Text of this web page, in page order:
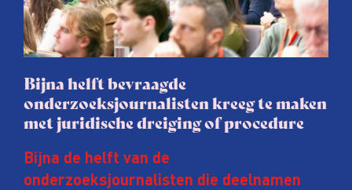
Bijna helft bevraagde
onderzoeksjournalisten kreeg te maken
met juridische dreiging of procedure
Bijna de helft van de
onderzoeksjournalisten die deelnamen